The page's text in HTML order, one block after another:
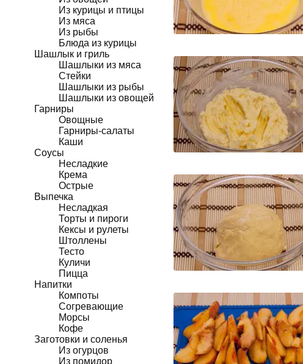
Из курицы и птицы
Из мяса
Из рыбы
Блюда из курицы
Шашлык и гриль
Шашлыки из мяса
Стейки
Шашлыки из рыбы
Шашлыки из овощей
Гарниры
Овощные
Гарниры-салаты
Каши
Соусы
Несладкие
Крема
Острые
Выпечка
Несладкая
Торты и пироги
Кексы и рулеты
Штоллены
Тесто
Куличи
Пицца
Напитки
Компоты
Согревающие
Морсы
Кофе
Заготовки и соленья
Из огурцов
Из помидор